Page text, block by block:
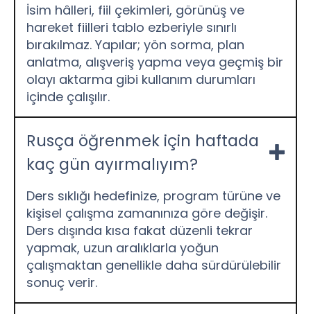
İsim hâlleri, fiil çekimleri, görünüş ve
hareket fiilleri tablo ezberiyle sınırlı
bırakılmaz. Yapılar; yön sorma, plan
anlatma, alışveriş yapma veya geçmiş bir
olayı aktarma gibi kullanım durumları
içinde çalışılır.
Rusça öğrenmek için haftada
kaç gün ayırmalıyım?
Ders sıklığı hedefinize, program türüne ve
kişisel çalışma zamanınıza göre değişir.
Ders dışında kısa fakat düzenli tekrar
yapmak, uzun aralıklarla yoğun
çalışmaktan genellikle daha sürdürülebilir
sonuç verir.